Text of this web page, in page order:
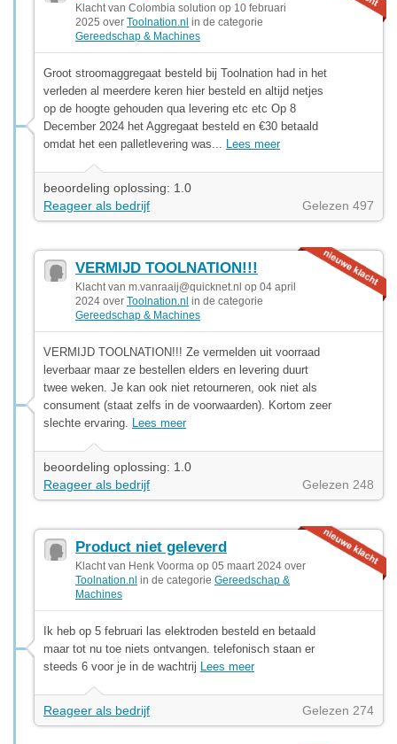
Klacht van Colombia solution op 10 februari
2025 over Toolnation.nl in de categorie
Gereedschap & Machines
Groot stroomaggregaat besteld bij Toolnation had in het
verleden al meerdere keren hier besteld en altijd netjes
op de hoogte gehouden qua levering etc etc Op 8
December 2024 het Aggregaat besteld en €30 betaald
omdat het een palletlevering was... Lees meer
beoordeling oplossing: 1.0
Reageer als bedrijf
Gelezen 497
VERMIJD TOOLNATION!!!
Klacht van m.vanraaij@quicknet.nl op 04 april
2024 over Toolnation.nl in de categorie
Gereedschap & Machines
VERMIJD TOOLNATION!!! Ze vermelden uit voorraad
leverbaar maar ze bestellen elders en levering duurt
twee weken. Je kan ook niet retourneren, ook niet als
consument (staat zelfs in de voorwaarden). Kortom zeer
slechte ervaring. Lees meer
beoordeling oplossing: 1.0
Reageer als bedrijf
Gelezen 248
Product niet geleverd
Klacht van Henk Voorma op 05 maart 2024 over
Toolnation.nl in de categorie Gereedschap &
Machines
Ik heb op 5 februari las elektroden besteld en betaald
maar tot nu toe niets ontvangen. telefonisch staan er
steeds 6 voor je in de wachtrij Lees meer
Reageer als bedrijf Gelezen 274